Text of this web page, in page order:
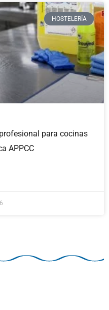
HOSTELERÍA
para cocinas
APPCC